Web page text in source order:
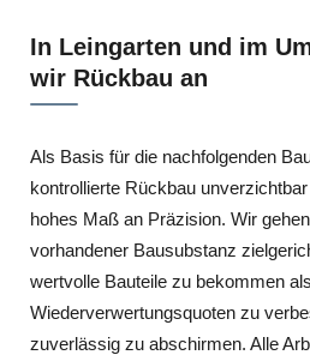
In Leingarten und im
wir Rückbau an
Als Basis für die nachfolgenden
kontrollierte Rückbau
hohes Maß an Präzision. Wir
vorhandener Bausubstanz
wertvolle Bauteile zu bekommen
Wiederverwertungsquoten zu
zuverlässig zu abschirmen. Alle